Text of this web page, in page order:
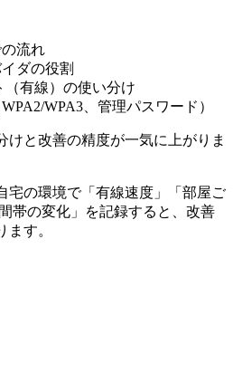
流れ
ダの役割
（有線）の使い分け
WPA3、管理パスワード）
けと改善の精度が一気に上がりま
宅の環境で「有線速度」「部屋ご
帯の変化」を記録すると、改善
す。